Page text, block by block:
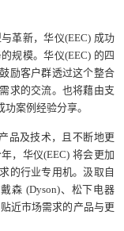
革新，华仪(EEC) 成功
规模。华仪(EEC) 的四
励客户群透过这个整合
求的交流。也将藉由支
案例经验分享。
品及技术，且不断地更
，华仪(EEC) 将会更加
的行业专用机。汲取自
森 (Dyson)、松下电器
近市场需求的产品与更